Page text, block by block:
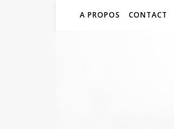
A PROPOS CONTACT